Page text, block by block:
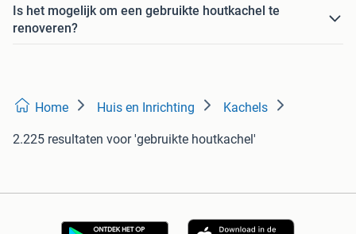
Is het mogelijk om een gebruikte houtkachel te
renoveren?
Home Huis en Inrichting Kachels
2.225 resultaten voor 'gebruikte houtkachel'